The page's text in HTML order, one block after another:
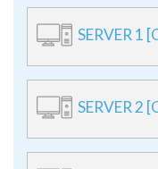
SERVER 1
SERVER 2